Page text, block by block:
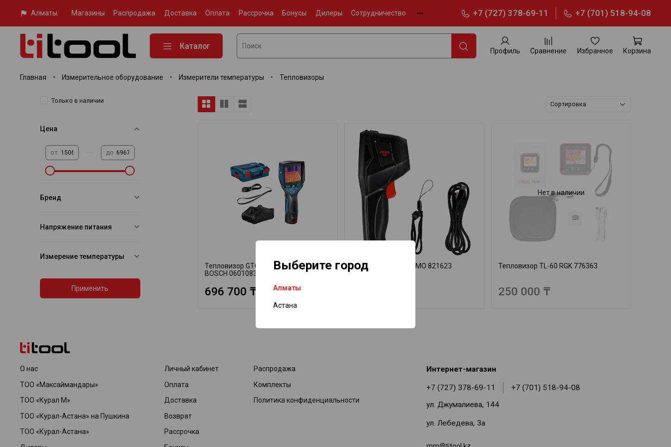
Алматы Магазины Распродажа Доставка Оплата Рассрочка Бонусы Дилеры Сотрудничество +7 (727) 378-69-11 +7 (701) 518-94-08
Каталог
Профиль Сравнение Избранное Корзина
Выберите город
Алматы
Астана
Главная Измерительное оборудование Измерители температуры Тепловизоры
Тепловизор GTC400C Professional
BOSCH 0601083101
696 700 ₸
Тепловизор T820 AMO 821623
Нет в наличии
Тепловизор TL-60 RGK 776363
250 000 ₸
Только в наличии
Цена
от до
Бренд
Напряжение питания
Измерение температуры
Применить
О нас
ТОО «Максаймандары»
ТОО «Курал М»
ТОО «Курал-Астана» на Пушкина
ТОО «Курал-Астана»
Личный кабинет
Оплата
Доставка
Возврат
Рассрочка
Распродажа
Комплекты
Политика конфиденциальности
Интернет-магазин
+7 (727) 378-69-11
+7 (701) 518-94-08
ул. Джумалиева, 144
ул. Лебедева, 3а